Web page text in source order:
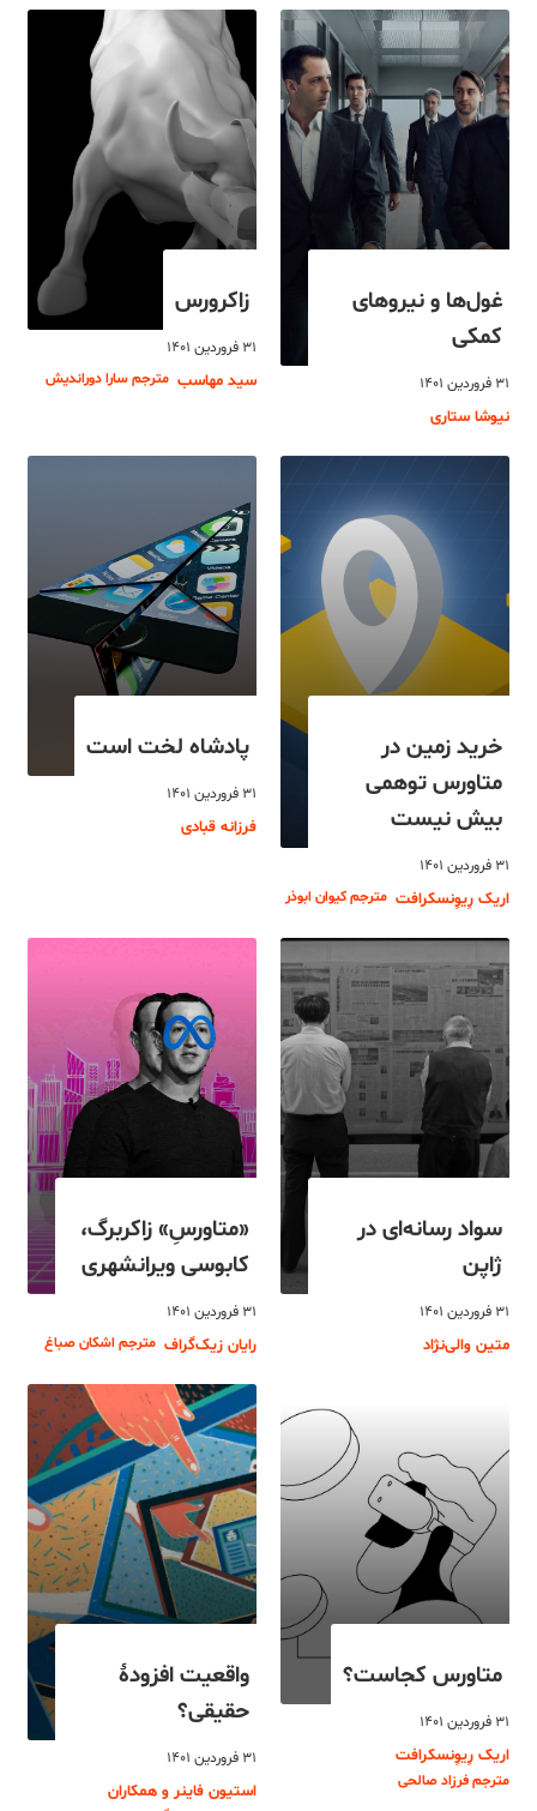
غول‌ها و نیروهای
کمکی
۳۱ فروردین ۱۴۰۱
نیوشا ستاری
زاکرورس
۳۱ فروردین ۱۴۰۱
سید مهاسب مترجم سارا دوراندیش
خرید زمین در
متاورس توهمی
بیش نیست
۳۱ فروردین ۱۴۰۱
اریک رِیوِنسکرافت مترجم کیوان ابوذر
پادشاه لخت است
۳۱ فروردین ۱۴۰۱
فرزانه قبادی
سواد رسانه‌ای در
ژاپن
۳۱ فروردین ۱۴۰۱
متین والی‌نژاد
«متاورسِ» زاکربرگ،
کابوسی ویرانشهری
۳۱ فروردین ۱۴۰۱
رایان زیک‌گراف مترجم اشکان صباغ
متاورس کجاست؟
۳۱ فروردین ۱۴۰۱
اریک رِیوِنسکرافت
مترجم فرزاد صالحی
واقعیت افزودۀ
حقیقی؟
۳۱ فروردین ۱۴۰۱
استیون فاینر و همکاران